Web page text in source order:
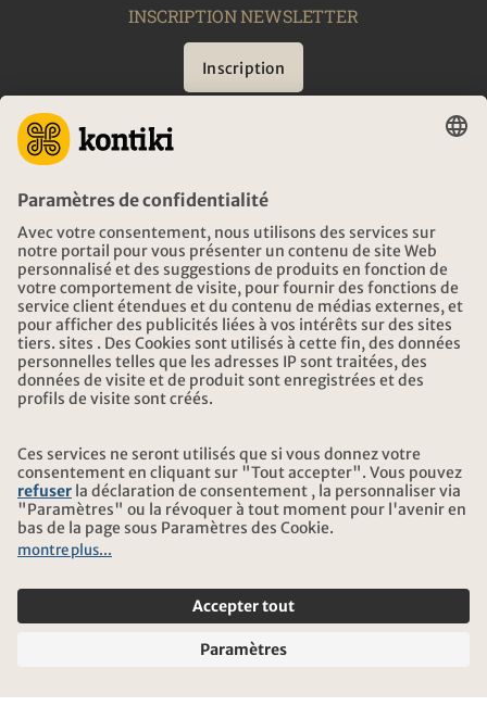
INSCRIPTION NEWSLETTER
Inscription
CONSEIL
URGENCES EN VOYAGE
HEURES D'OUVERTURE KONTIKI VOYAGES
TÉLÉCHARGEMENT ET LIENS
ADRESSE
AU SUJET DE KONTIKI
CERTIFICATION
NOS PARTENAIRES
Informations légales et protection des données